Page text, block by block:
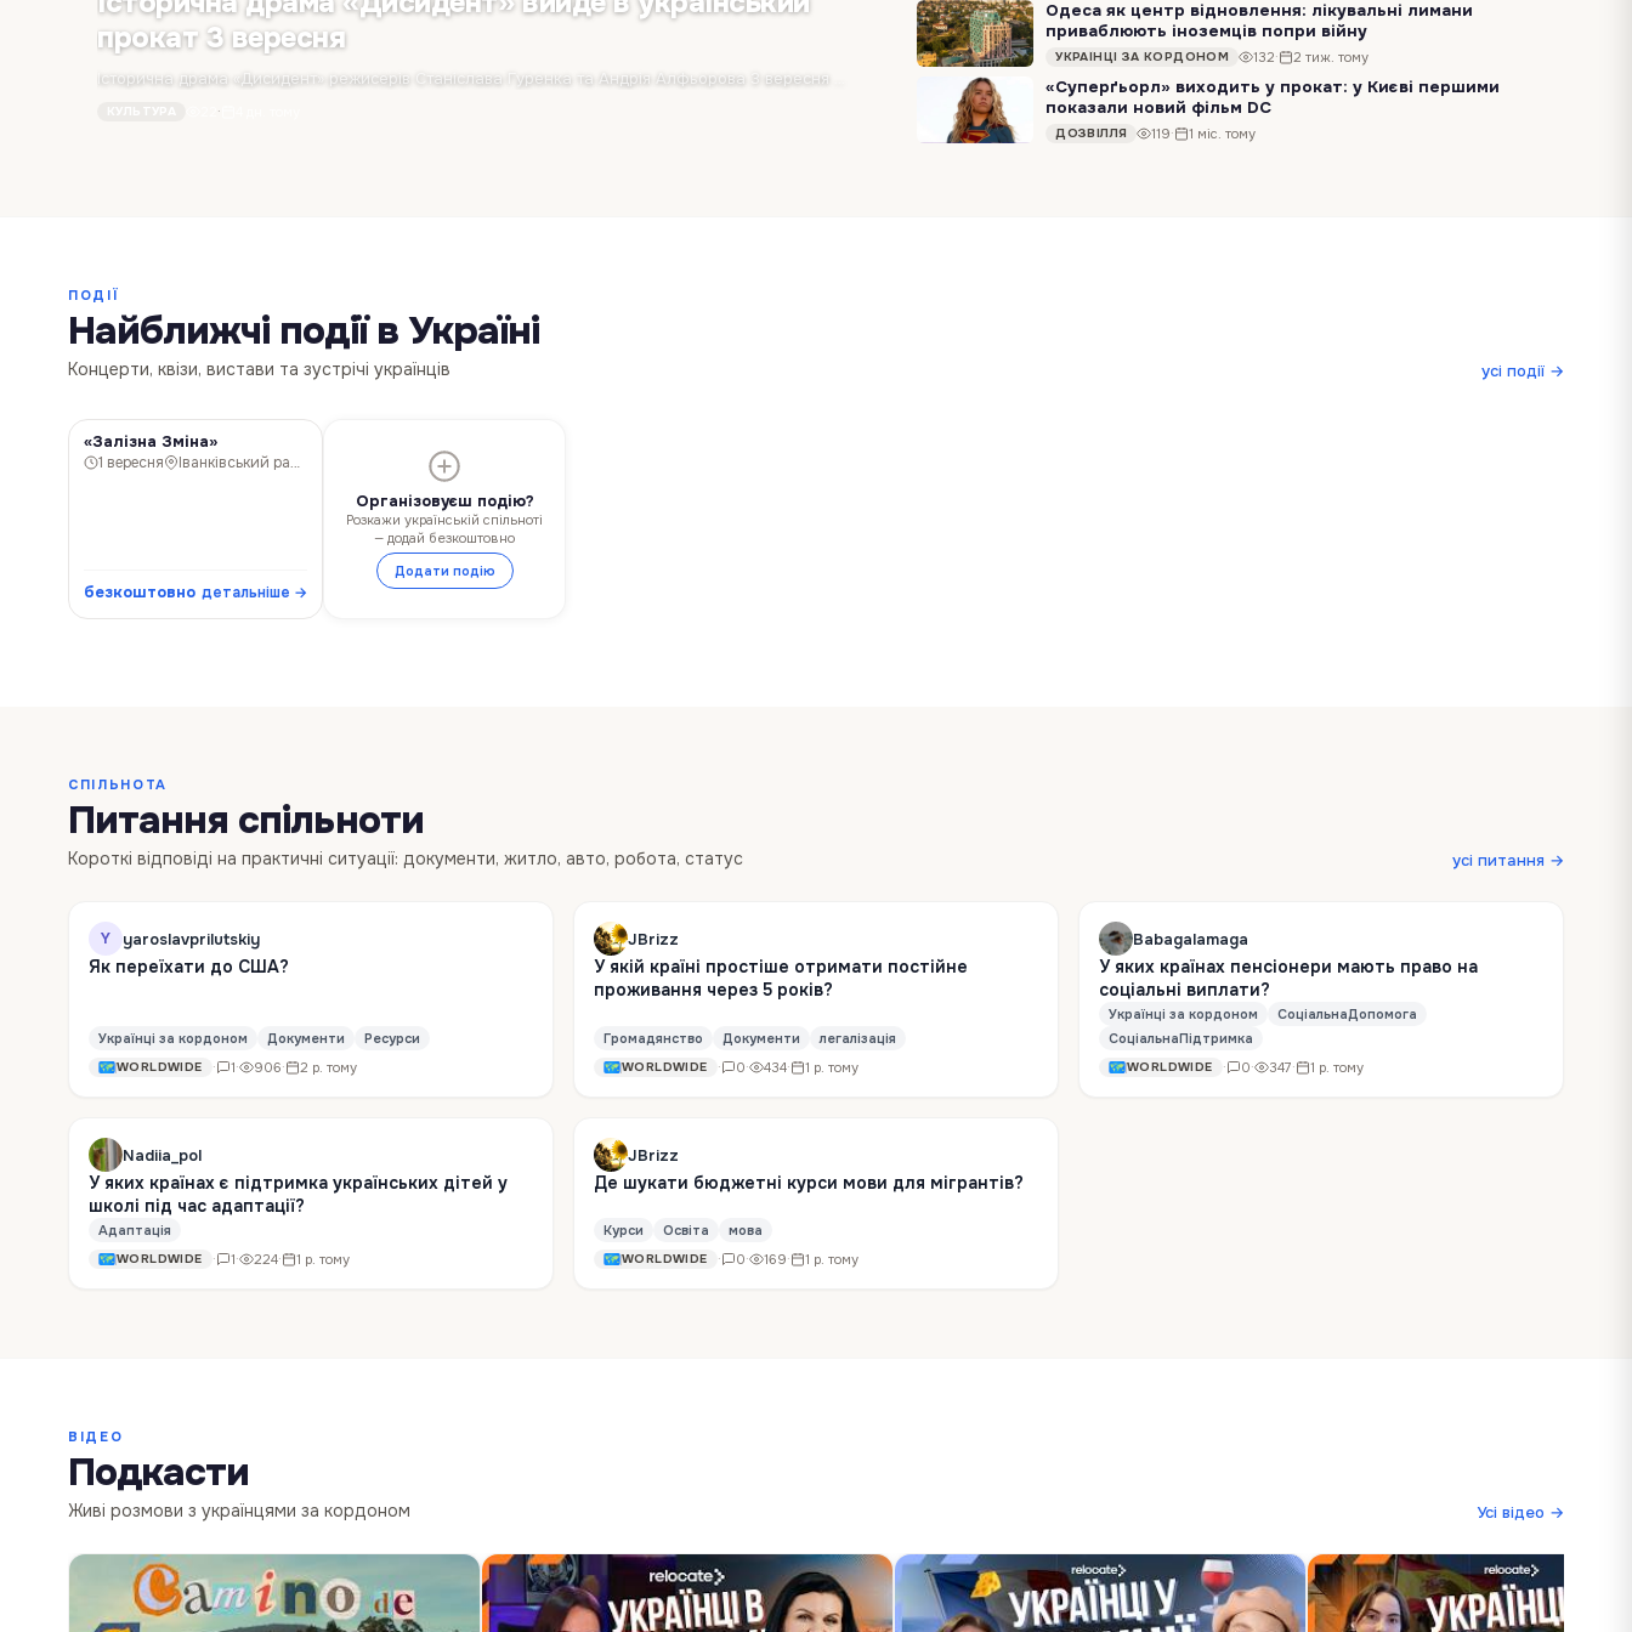
прокат 3 вересня
·
Одеса як центр відновлення: лікувальні лимани
приваблюють іноземців попри війну
УКРАЇНЦІ ЗА КОРДОНОМ 132· 2 тиж. тому
«Суперґьорл» виходить у прокат: у Києві першими
показали новий фільм DC
ДОЗВІЛЛЯ 119· 1 міс. тому
ПОДІЇ
Найближчі події в Україні
Концерти, квізи, вистави та зустрічі українців усі події →
КУЛЬТУРА
«Залізна Зміна»
1 вересня Іванківський район
безкоштовно детальніше →
Організовуєш подію?
Розкажи українській спільноті
— додай безкоштовно
Додати подію
СПІЛЬНОТА
Питання спільноти
Короткі відповіді на практичні ситуації: документи, житло, авто, робота, статус усі питання →
Y yaroslavprilutskiy
Як переїхати до США?
Українці за кордоном Документи Ресурси
WORLDWIDE · 1· 906· 2 р. тому
JBrizz
У якій країні простіше отримати постійне
проживання через 5 років?
Громадянство Документи легалізація
WORLDWIDE · 0· 434· 1 р. тому
Babagalamaga
У яких країнах пенсіонери мають право на
соціальні виплати?
Українці за кордоном
СоціальнаДопомога
СоціальнаПідтримка
WORLDWIDE · 0· 347· 1 р. тому
Nadiia_pol
У яких країнах є підтримка українських дітей у
школі під час адаптації?
Адаптація
WORLDWIDE · 1· 224· 1 р. тому
JBrizz
Де шукати бюджетні курси мови для мігрантів?
Курси Освіта мова
WORLDWIDE · 0· 169· 1 р. тому
ВІДЕО
Подкасти
Живі розмови з українцями за кордоном Усі відео →